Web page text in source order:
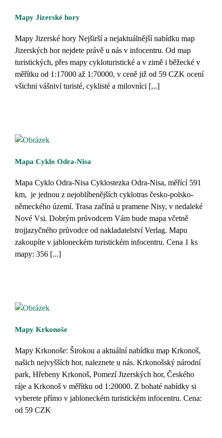
Mapy Jizerské hory
Mapy Jizerské hory Nejširší a nejaktuálnější nabídku map
Jizerských hor nejdete právě u nás v infocentru. Od map
turistických, přes mapy cykloturistické a v zimě i běžecké v
měřítku od 1:17000 až 1:70000, v ceně již od 59 CZK ocení
všichni vášniví turisté, cyklisté a milovníci [...]
Mapa Cyklo Odra-Nisa
Mapa Cyklo Odra-Nisa Cyklostezka Odra-Nisa, měřící 591
km, je jednou z nejoblíbenějších cyklotras česko-polsko-
německého území. Trasa začíná u pramene Nisy, v nedaleké
Nové Vsi. Dobrým průvodcem Vám bude mapa včetně
trojjazyčného průvodce od nakladatelství Verlag. Mapu
zakoupíte v jabloneckém turistickém infocentru. Cena 1 ks
mapy: 356 [...]
Mapy Krkonoše
Mapy Krkonoše: Širokou a aktuální nabídku map Krkonoš,
našich nejvyšších hor, naleznete u nás. Krkonošský národní
park, Hřebeny Krkonoš, Pomezí Jizerských hor, Českého
ráje a Krkonoš v měřítku od 1:20000. Z bohaté nabídky si
vyberete přímo v jabloneckém turistickém infocentru. Cena:
od 59 CZK